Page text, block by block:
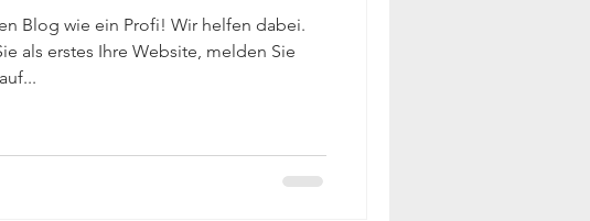
Blog wie ein Profi! Wir helfen dabei.
als erstes Ihre Website, melden Sie